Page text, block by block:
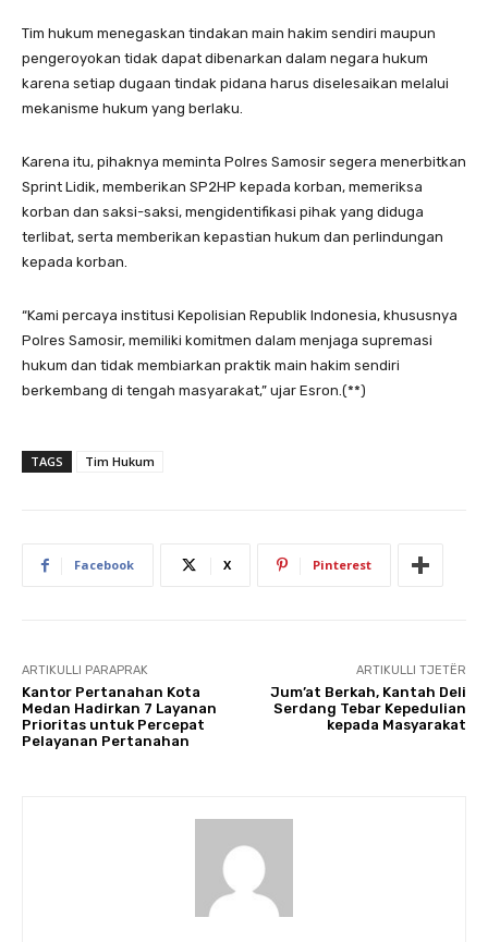
Tim hukum menegaskan tindakan main hakim sendiri maupun
pengeroyokan tidak dapat dibenarkan dalam negara hukum
karena setiap dugaan tindak pidana harus diselesaikan melalui
mekanisme hukum yang berlaku.
Karena itu, pihaknya meminta Polres Samosir segera menerbitkan
Sprint Lidik, memberikan SP2HP kepada korban, memeriksa
korban dan saksi-saksi, mengidentifikasi pihak yang diduga
terlibat, serta memberikan kepastian hukum dan perlindungan
kepada korban.
“Kami percaya institusi Kepolisian Republik Indonesia, khususnya
Polres Samosir, memiliki komitmen dalam menjaga supremasi
hukum dan tidak membiarkan praktik main hakim sendiri
berkembang di tengah masyarakat,” ujar Esron.(**)
TAGS Tim Hukum
Facebook X Pinterest
ARTIKULLI PARAPRAK
Kantor Pertanahan Kota
Medan Hadirkan 7 Layanan
Prioritas untuk Percepat
Pelayanan Pertanahan
ARTIKULLI TJETËR
Jum’at Berkah, Kantah Deli
Serdang Tebar Kepedulian
kepada Masyarakat